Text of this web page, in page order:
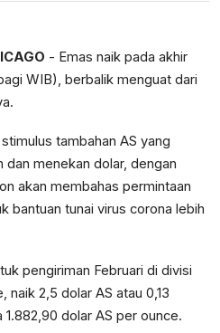
- Emas naik pada akhir
WIB), berbalik menguat dari
tambahan AS yang
menekan dolar, dengan
akan membahas permintaan
bantuan tunai virus corona lebih
pengiriman Februari di divisi
naik 2,5 dolar AS atau 0,13
dolar AS per ounce.